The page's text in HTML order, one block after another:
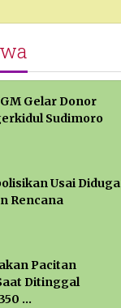
Gelar Donor
Sudimoro
Usai Diduga
Rencana
Pacitan
Ditinggal
…